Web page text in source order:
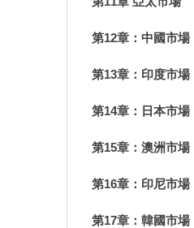
第12章：中國市場
第13章：印度市場
第14章：日本市場
第15章：澳洲市場
第16章：印尼市場
第17章：韓國市場